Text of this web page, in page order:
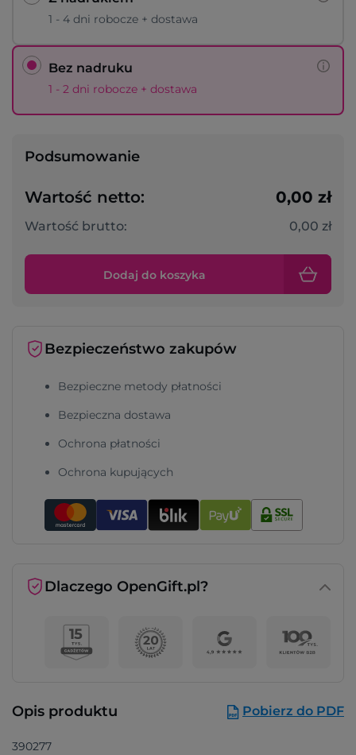
1 - 4 dni robocze + dostawa
Bez nadruku
1 - 2 dni robocze + dostawa
Podsumowanie
Wartość netto: 0,00 zł
Wartość brutto: 0,00 zł
Dodaj do koszyka
Bezpieczeństwo zakupów
Bezpieczne metody płatności
Bezpieczna dostawa
Ochrona płatności
Ochrona kupujących
Dlaczego OpenGift.pl?
Opis produktu Pobierz do PDF
390277